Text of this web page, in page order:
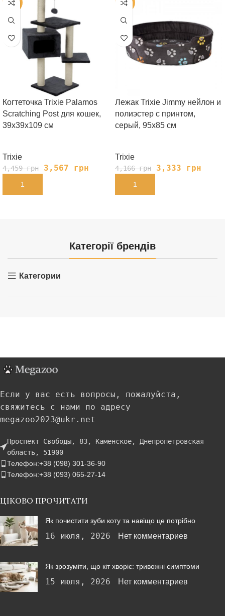
-20%
Когтеточка Trixie Palamos
Scratching Post для кошек,
39х39х109 см
Trixie
4,459грн 3,567 грн
В КОРЗИНУ
-20%
Лежак Trixie Jimmy нейлон и
полиэстер с принтом,
серый, 95х85 см
Trixie
4,166грн 3,333 грн
В КОРЗИНУ
Категорії брендів
Категории
Если у вас есть вопросы, пожалуйста,
свяжитесь с нами по адресу
megazoo2023@ukr.net
Проспект Свободы, 83, Каменское, Днепропетровская
область, 51900
Телефон:+38 (098) 301-36-90
Телефон:+38 (093) 065-27-14
ЦІКОВО ПРОЧИТАТИ
Як почистити зуби коту та навіщо це потрібно
16 июля, 2026 Нет комментариев
Як зрозуміти, що кіт хворіє: тривожні симптоми
15 июля, 2026 Нет комментариев